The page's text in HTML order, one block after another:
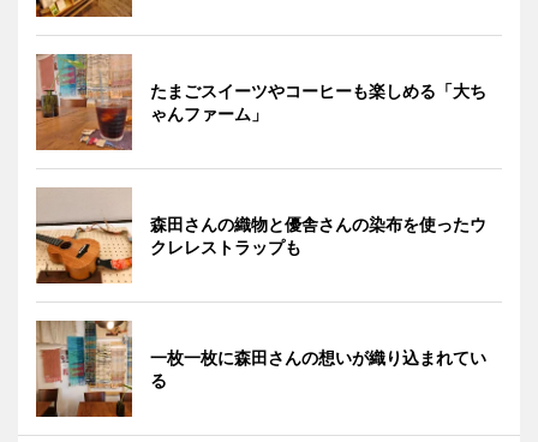
たまごスイーツやコーヒーも楽しめる「大ち
ゃんファーム」
森田さんの織物と優舎さんの染布を使ったウ
クレレストラップも
一枚一枚に森田さんの想いが織り込まれてい
る